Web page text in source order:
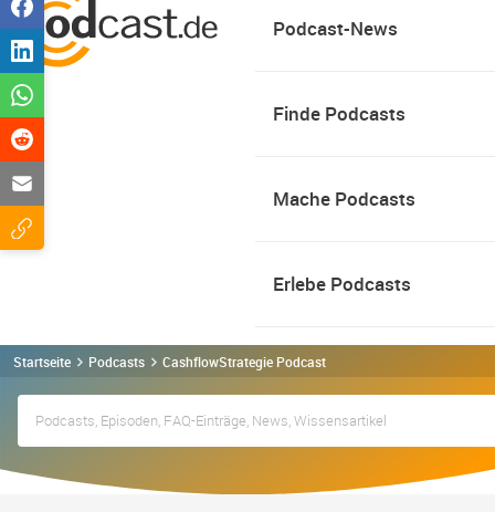
Podcast-News
Finde Podcasts
Mache Podcasts
Erlebe Podcasts
Startseite Podcasts CashflowStrategie Podcast